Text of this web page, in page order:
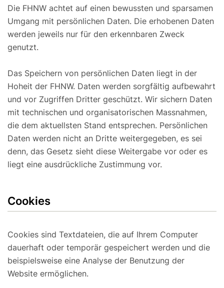
Die FHNW achtet auf einen bewussten und sparsamen
Umgang mit persönlichen Daten. Die erhobenen Daten
werden jeweils nur für den erkennbaren Zweck
genutzt.
Das Speichern von persönlichen Daten liegt in der
Hoheit der FHNW. Daten werden sorgfältig aufbewahrt
und vor Zugriffen Dritter geschützt. Wir sichern Daten
mit technischen und organisatorischen Massnahmen,
die dem aktuellsten Stand entsprechen. Persönlichen
Daten werden nicht an Dritte weitergegeben, es sei
denn, das Gesetz sieht diese Weitergabe vor oder es
liegt eine ausdrückliche Zustimmung vor.
Cookies
Cookies sind Textdateien, die auf Ihrem Computer
dauerhaft oder temporär gespeichert werden und die
beispielsweise eine Analyse der Benutzung der
Website ermöglichen.